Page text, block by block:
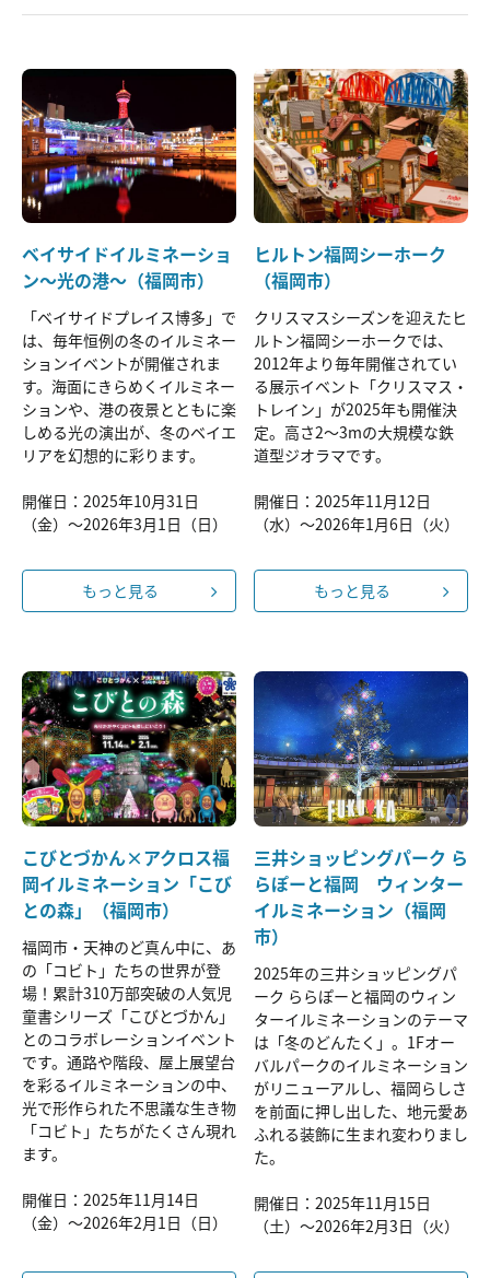
ベイサイドイルミネーショ
ン～光の港～（福岡市）
「ベイサイドプレイス博多」で
は、毎年恒例の冬のイルミネー
ションイベントが開催されま
す。海面にきらめくイルミネー
ションや、港の夜景とともに楽
しめる光の演出が、冬のベイエ
リアを幻想的に彩ります。
開催日：2025年10月31日
（金）～2026年3月1日（日）
もっと見る
ヒルトン福岡シーホーク
（福岡市）
クリスマスシーズンを迎えたヒ
ルトン福岡シーホークでは、
2012年より毎年開催されてい
る展示イベント「クリスマス・
トレイン」が2025年も開催決
定。高さ2～3mの大規模な鉄
道型ジオラマです。
開催日：2025年11月12日
（水）～2026年1月6日（火）
もっと見る
こびとづかん×アクロス福
岡イルミネーション「こび
との森」（福岡市）
福岡市・天神のど真ん中に、あ
の「コビト」たちの世界が登
場！累計310万部突破の人気児
童書シリーズ「こびとづかん」
とのコラボレーションイベント
です。通路や階段、屋上展望台
を彩るイルミネーションの中、
光で形作られた不思議な生き物
「コビト」たちがたくさん現れ
ます。
開催日：2025年11月14日
（金）～2026年2月1日（日）
三井ショッピングパーク ら
らぽーと福岡 ウィンター
イルミネーション（福岡
市）
2025年の三井ショッピングパ
ーク ららぽーと福岡のウィン
ターイルミネーションのテーマ
は「冬のどんたく」。1Fオー
バルパークのイルミネーション
がリニューアルし、福岡らしさ
を前面に押し出した、地元愛あ
ふれる装飾に生まれ変わりまし
た。
開催日：2025年11月15日
（土）～2026年2月3日（火）